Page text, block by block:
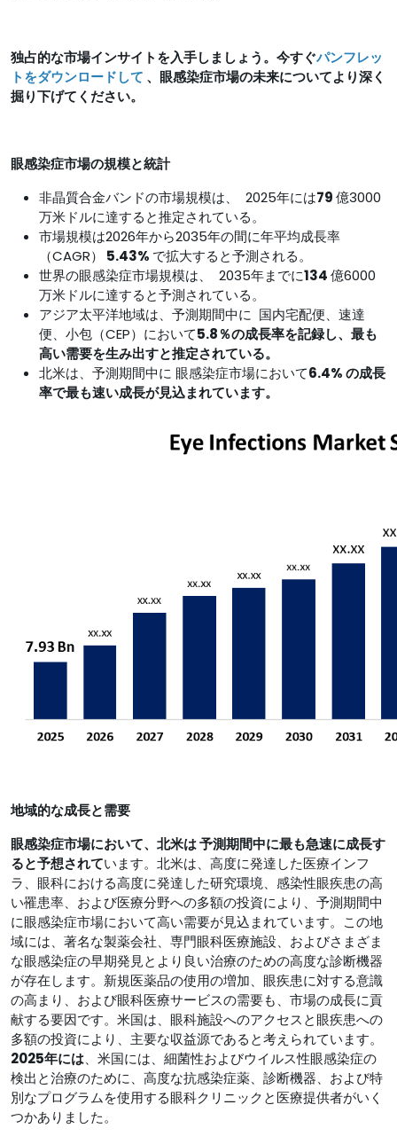
独占的な市場インサイトを入手しましょう。今すぐパンフレッ
トをダウンロードして 、眼感染症市場の未来についてより深く
掘り下げてください。
眼感染症市場の規模と統計
非晶質合金バンドの市場規模は、 2025年には79億3000
万米ドルに達すると推定されている。
市場規模は2026年から2035年の間に年平均成長率
（CAGR）
5.43% で拡大すると予測される。
世界の眼感染症市場規模は、 2035年までに134億6000
万米ドルに達すると予測されている。
アジア太平洋地域は、予測期間中に 国内宅配便、速達
便、小包（CEP）において5.8％の成長率を記録し、最も
高い需要を生み出すと推定されている。
北米は、予測期間中に 眼感染症市場において6.4% の成長
率で最も速い成長が見込まれています。
地域的な成長と需要
眼感染症市場において、北米は予測期間中に最も急速に成長す
ると予想されています。北米は、高度に発達した医療インフ
ラ、眼科における高度に発達した研究環境、感染性眼疾患の高
い罹患率、および医療分野への多額の投資により、予測期間中
に眼感染症市場において高い需要が見込まれています。この地
域には、著名な製薬会社、専門眼科医療施設、およびさまざま
な眼感染症の早期発見とより良い治療のための高度な診断機器
が存在します。新規医薬品の使用の増加、眼疾患に対する意識
の高まり、および眼科医療サービスの需要も、市場の成長に貢
献する要因です。米国は、眼科施設へのアクセスと眼疾患への
多額の投資により、主要な収益源であると考えられています。
2025年には、米国には、細菌性およびウイルス性眼感染症の
検出と治療のために、高度な抗感染症薬、診断機器、および特
別なプログラムを使用する眼科クリニックと医療提供者がいく
つかありました。